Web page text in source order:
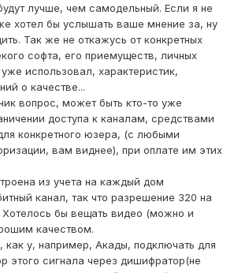
лучше, чем самодельный. Если я не
хотел бы услышать ваше мнение за, ну
Так же не откажусь от конкретных
софта, его приемуществ, личных
использовал, характеристик,
о качестве...
вопрос, может быть кто-то уже
доступа к каналам, средствами
конкретного юзера, (с любыми
вам виднее), при оплате им этих
из учета на каждый дом
канал, так что разрешение 320 на
Хотелось бы вещать видео (можно и
качеством.
как у, например, Акады, подключать для
этого сигнала через дишифратор(не